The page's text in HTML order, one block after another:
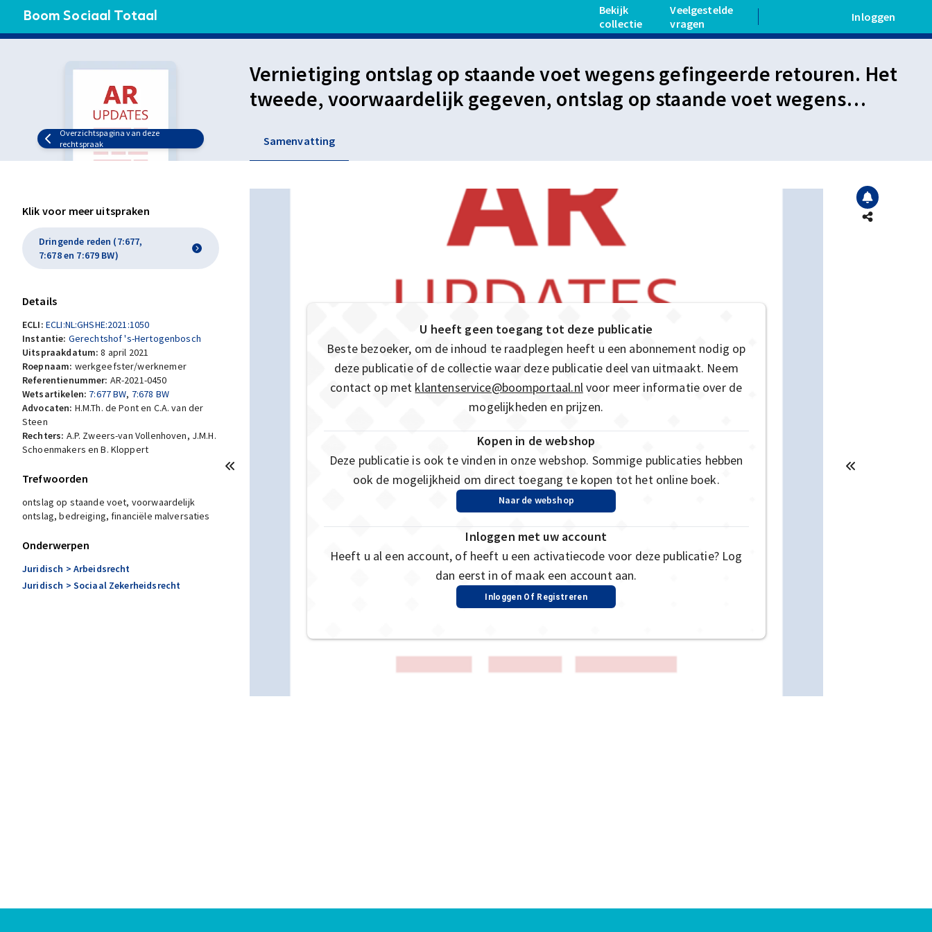
Boom Sociaal Totaal
Bekijk
collectie
Veelgestelde
vragen
Inloggen
Overzichtspagina van deze
rechtspraak
Vernietiging ontslag op staande voet wegens gefingeerde retouren. Het
tweede, voorwaardelijk gegeven, ontslag op staande voet wegens
Samenvatting
Klik voor meer uitspraken
Dringende reden (7:677,
7:678 en 7:679 BW)
Details
ECLI: ECLI:NL:GHSHE:2021:1050
Instantie: Gerechtshof 's-Hertogenbosch
Uitspraakdatum:8 april 2021
Roepnaam: werkgeefster/werknemer
Referentienummer: AR-2021-0450
Wetsartikelen: 7:677 BW, 7:678 BW
Advocaten: H.M.Th. de Pont en C.A. van der
Steen
Rechters: A.P. Zweers-van Vollenhoven, J.M.H.
Schoenmakers en B. Kloppert
Trefwoorden
ontslag op staande voet, voorwaardelijk
ontslag, bedreiging, financiële malversaties
Onderwerpen
Juridisch > Arbeidsrecht
Juridisch > Sociaal Zekerheidsrecht
U heeft geen toegang tot deze publicatie
Beste bezoeker, om de inhoud te raadplegen heeft u een abonnement nodig op
deze publicatie of de collectie waar deze publicatie deel van uitmaakt. Neem
contact op met klantenservice@boomportaal.nlvoor meer informatie over de
mogelijkheden en prijzen.
Kopen in de webshop
Deze publicatie is ook te vinden in onze webshop. Sommige publicaties hebben
ook de mogelijkheid om direct toegang te kopen tot het online boek.
Naar de webshop
Inloggen met uw account
Heeft u al een account, of heeft u een activatiecode voor deze publicatie? Log
dan eerst in of maak een account aan.
Inloggen Of Registreren